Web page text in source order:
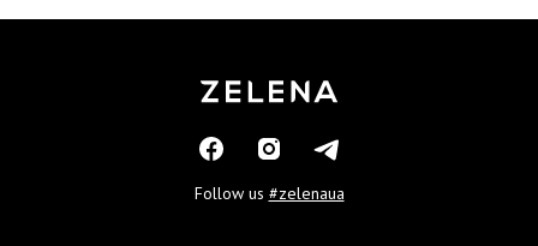
Follow us #zelenaua